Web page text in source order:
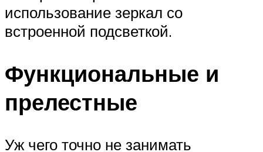
использование зеркал со
встроенной подсветкой.
Функциональные и
прелестные
Уж чего точно не занимать